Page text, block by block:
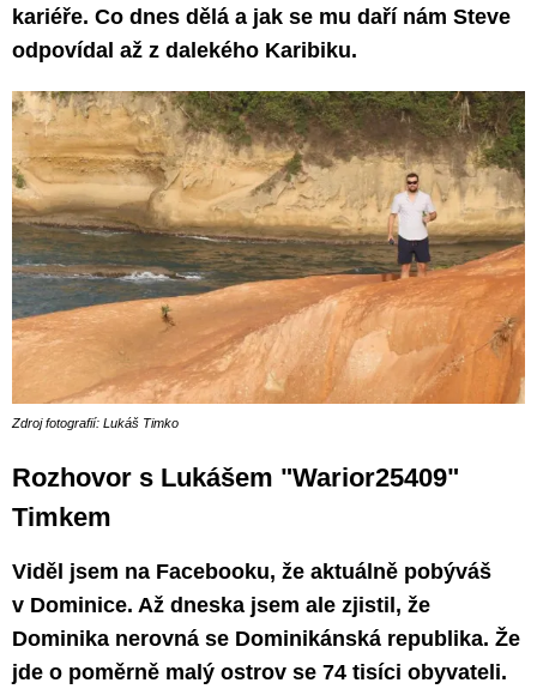
kariéře. Co dnes dělá a jak se mu daří nám Steve
odpovídal až z dalekého Karibiku.
Zdroj fotografií: Lukáš Timko
Rozhovor s Lukášem "Warior25409"
Timkem
Viděl jsem na Facebooku, že aktuálně pobýváš
v Dominice. Až dneska jsem ale zjistil, že
Dominika nerovná se Dominikánská republika. Že
jde o poměrně malý ostrov se 74 tisíci obyvateli.